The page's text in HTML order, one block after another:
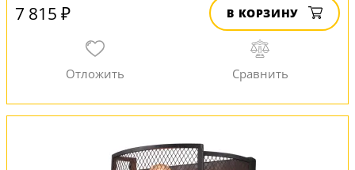
7 815 ₽ В КОРЗИНУ